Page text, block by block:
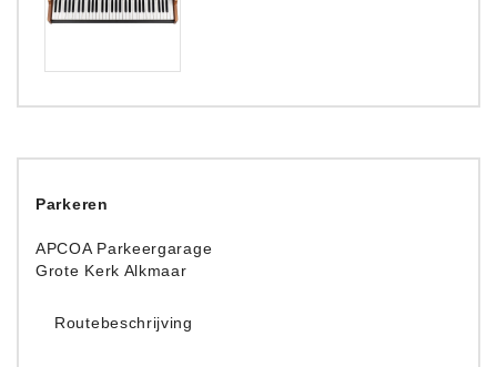
Parkeren
APCOA Parkeergarage
Grote Kerk Alkmaar
Routebeschrijving